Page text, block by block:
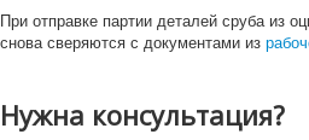
При отправке партии деталей сруба из
снова сверяются с документами из
Нужна консультация?